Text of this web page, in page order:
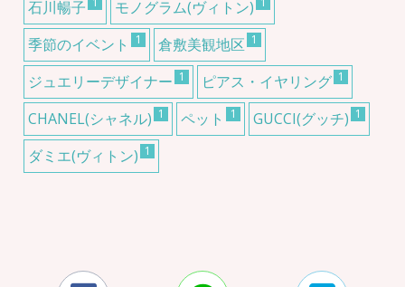
石川暢子 モノグラム(ヴィトン)
季節のイベント 1 倉敷美観地区 1
ジュエリーデザイナー 1 ピアス・イヤリング 1
CHANEL(シャネル) 1 ペット 1 GUCCI(グッチ) 1
ダミエ(ヴィトン) 1